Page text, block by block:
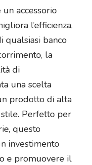
accessorio
l’efficienza,
qualsiasi banco
la
di
una scelta
prodotto di alta
Perfetto per
questo
investimento
e promuovere il